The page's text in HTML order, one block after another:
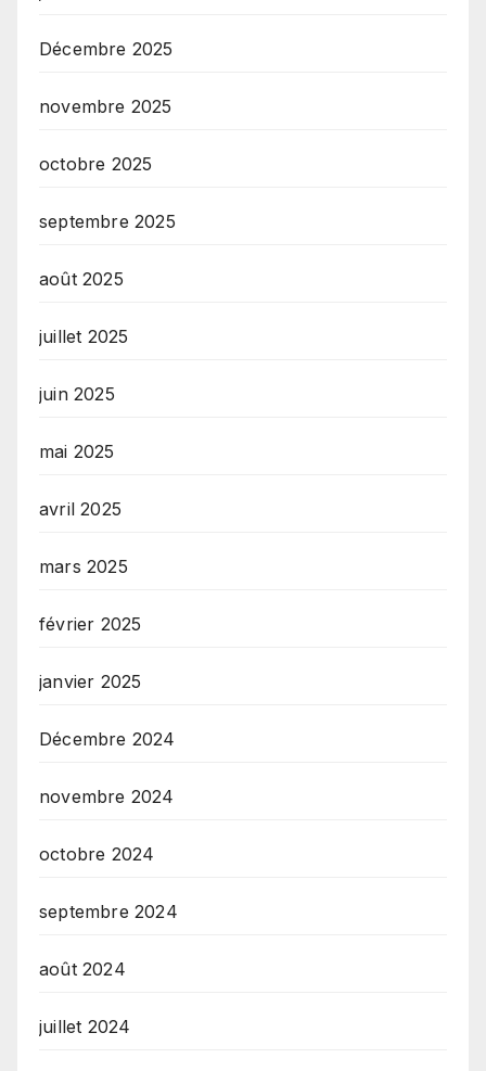
Décembre 2025
novembre 2025
octobre 2025
septembre 2025
août 2025
juillet 2025
juin 2025
mai 2025
avril 2025
mars 2025
février 2025
janvier 2025
Décembre 2024
novembre 2024
octobre 2024
septembre 2024
août 2024
juillet 2024